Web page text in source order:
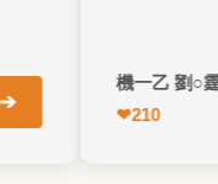
機一乙 劉○霆
210